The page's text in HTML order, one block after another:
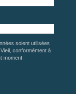
soient utilisées
conformément à
moment.